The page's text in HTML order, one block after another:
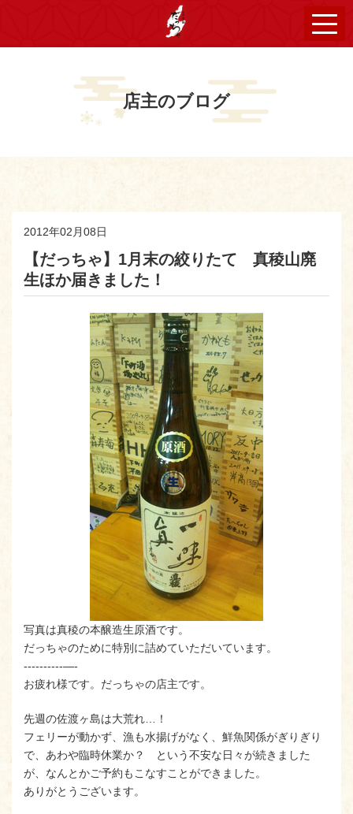
店主のブログ
2012年02月08日
【だっちゃ】1月末の絞りたて 真稜山廃
生ほか届きました！
写真は真稜の本醸造生原酒です。
だっちゃのために特別に詰めていただいています。
----------—-
お疲れ様です。だっちゃの店主です。
先週の佐渡ヶ島は大荒れ…！
フェリーが動かず、漁も水揚げがなく、鮮魚関係がぎりぎり
で、あわや臨時休業か？ という不安な日々が続きました
が、なんとかご予約もこなすことができました。
ありがとうございます。